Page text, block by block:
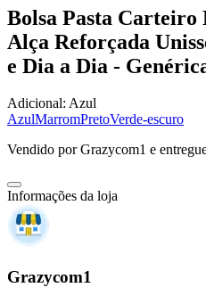
Bolsa Pasta Carteiro
Alça Reforçada
e Dia a Dia -
Adicional: Azul
AzulMarromPretoVerde-escuro
Vendido porGrazycom1 e
Informações da loja
Grazycom1